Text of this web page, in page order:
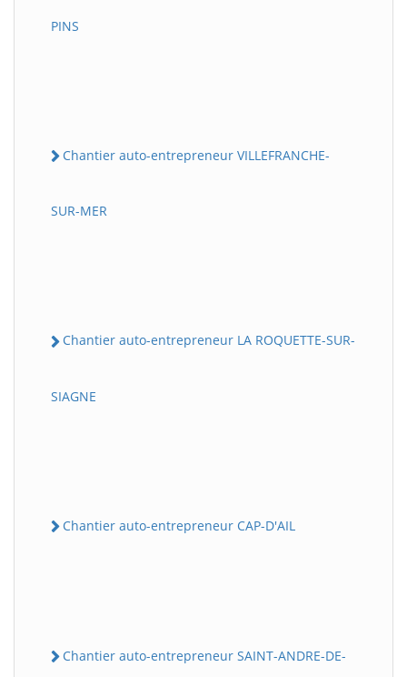
PINS
Chantier auto-entrepreneur VILLEFRANCHE-
SUR-MER
Chantier auto-entrepreneur LA ROQUETTE-SUR-
SIAGNE
Chantier auto-entrepreneur CAP-D'AIL
Chantier auto-entrepreneur SAINT-ANDRE-DE-